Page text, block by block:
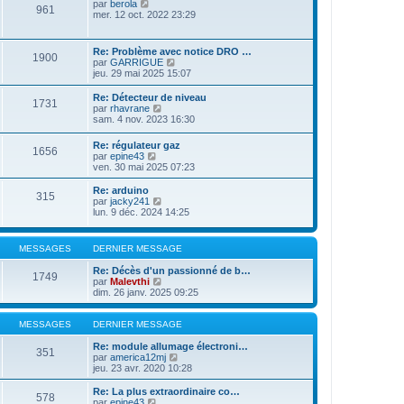
s
g
e
n
i
r
m
e
s
s
a
e
l
e
e
r
n
i
e
r
m
e
a
g
e
961 par berola
o
e
d
e
r
n
e
r
m
e
s
s
g
e
mer. 12 oct. 2022 23:29
1900
Re: Problème avec notice DRO …
par GARRIGUE
o
i
r
l
e
d
e
r
i
e
e
s
a
e
jeu. 29 mai 2025 15:07
1731
Re: Détecteur de niveau
par rhavrane
o
l
e
d
e
r
m
e
s
a
g
e
sam. 4 nov. 2023 16:30
1656
Re: régulateur gaz
par epine43
o
i
l
e
e
r
n
i
e
r
m
e
s
s
a
g
e
ven. 30 mai 2025 07:23
315
Re: arduino
par jacky241
o
r
l
e
e
r
n
i
e
r
e
s
s
a
g
lun. 9 déc. 2024 14:25
MESSAGES DERNIER MESSAGE
1749
Re: Décès d'un passionné de b…
par Malevthi
o
i
r
l
e
d
e
r
n
i
dim. 26 janv. 2025 09:25
MESSAGES DERNIER MESSAGE
351
Re: module allumage électroni…
par america12mj
o
i
r
jeu. 23 avr. 2020 10:28
578
Re: La plus extraordinaire co…